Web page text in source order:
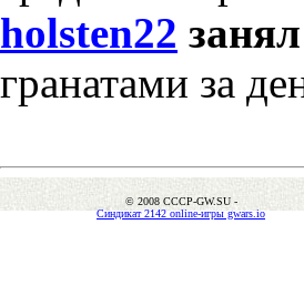
holsten22 занял
гранатами за
© 2008 CCCP-GW.SU -
Синдикат 2142 online-игры gwars.io